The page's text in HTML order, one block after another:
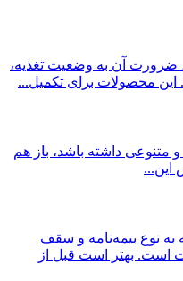
آن به وضعیت تغذیه،
محصولات برای تکمیل...
متنوعی داشته باشد، باز هم
این...
نوع بیمه‌نامه و سقف
است. بهتر است قبل از